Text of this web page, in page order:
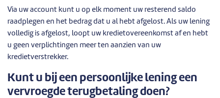
Via uw account kunt u op elk moment uw resterend saldo
raadplegen en het bedrag dat u al hebt afgelost. Als uw lening
volledig is afgelost, loopt uw kredietovereenkomst af en hebt
u geen verplichtingen meer ten aanzien van uw
kredietverstrekker.
Kunt u bij een persoonlijke lening een
vervroegde terugbetaling doen?